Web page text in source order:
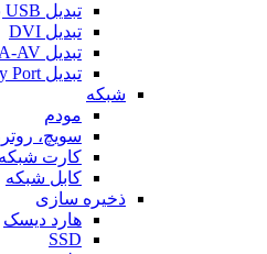
تبدیل USB به LAN
تبدیل DVI
تبدیل RCA-AV
تبدیل Display Port
شبکه
مودم
سویچ،
کارت شبکه
کابل شبکه
ذخیره سازی
هارد دیسک
SSD